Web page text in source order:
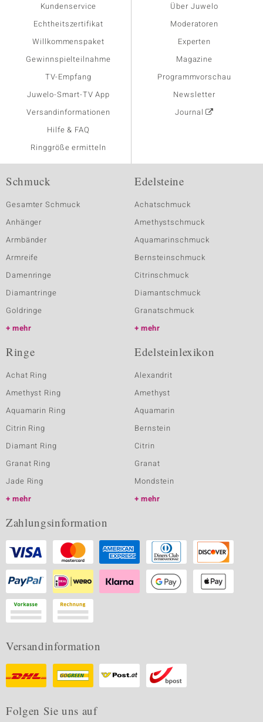
Kundenservice
Echtheitszertifikat
Willkommenspaket
Gewinnspielteilnahme
TV-Empfang
Juwelo-Smart-TV App
Versandinformationen
Hilfe & FAQ
Ringgröße ermitteln
Über Juwelo
Moderatoren
Experten
Magazine
Programmvorschau
Newsletter
Journal
Schmuck
Gesamter Schmuck
Anhänger
Armbänder
Armreife
Damenringe
Diamantringe
Goldringe
mehr
Edelsteine
Achatschmuck
Amethystschmuck
Aquamarinschmuck
Bernsteinschmuck
Citrinschmuck
Diamantschmuck
Granatschmuck
mehr
Ringe
Achat Ring
Amethyst Ring
Aquamarin Ring
Citrin Ring
Diamant Ring
Granat Ring
Jade Ring
mehr
Edelsteinlexikon
Alexandrit
Amethyst
Aquamarin
Bernstein
Citrin
Granat
Mondstein
mehr
Zahlungsinformation
Versandinformation
Folgen Sie uns auf